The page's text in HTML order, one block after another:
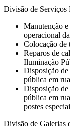
Divisão de Serviços
Manutenção e
operacional
Colocação de
Reparos de
Iluminação
Disposição de
pública em
Disposição de
pública em
postes
Divisão de Galerias